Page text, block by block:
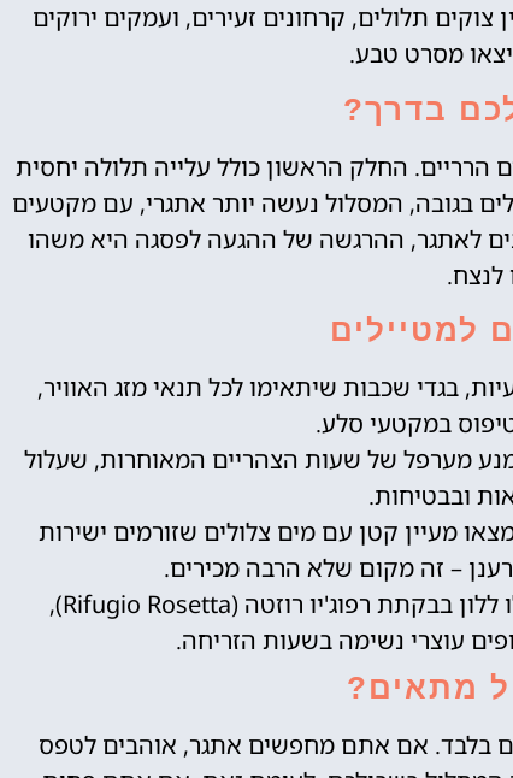
תלולים, קרחונים זעירים, ועמקים ירוקים
מסרט טבע.
בדרך?
הרריים. החלק הראשון כולל עלייה תלולה יחסית
בגובה, המסלול נעשה יותר אתגרי, עם מקטעים
לאתגר, ההרגשה של ההגעה לפסגה היא משהו
לנצח.
למטיילים
בגדי שכבות שיתאימו לכל תנאי מזג האוויר,
במקטעי סלע.
מערפל של שעות הצהריים המאוחרות, שעלול
ובבטיחות.
מעיין קטן עם מים צלולים שזורמים ישירות
– זה מקום שלא הרבה מכירים.
: חובבי לינה בחיק הטבע יוכלו ללון בבקתת רפוג'יו רוזטה (Rifugio Rosetta),
עוצרי נשימה בשעות הזריחה.
מתאים?
בלבד. אם אתם מחפשים אתגר, אוהבים לטפס